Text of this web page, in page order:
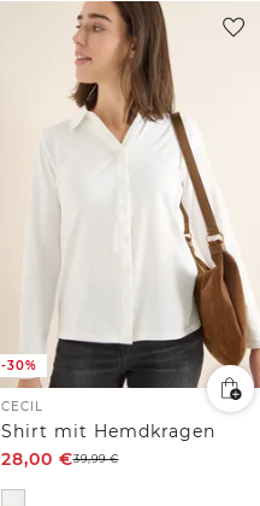
-30%
CECIL
Shirt mit Hemdkragen
28,00 €39,99€